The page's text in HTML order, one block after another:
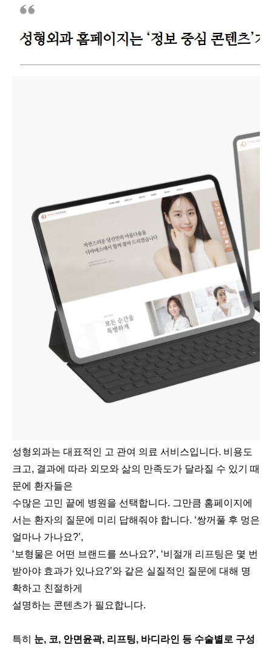
성형외과는 대표적인 고 관여 의료 서비스입니다. 비용도
크고, 결과에 따라 외모와 삶의 만족도가 달라질 수 있기 때
문에 환자들은
수많은 고민 끝에 병원을 선택합니다. 그만큼 홈페이지에
서는 환자의 질문에 미리 답해줘야 합니다. ‘쌍꺼풀 후 멍은
얼마나 가나요?’,
‘보형물은 어떤 브랜드를 쓰나요?’, ‘비절개 리프팅은 몇 번
받아야 효과가 있나요?’와 같은 실질적인 질문에 대해 명
확하고 친절하게
설명하는 콘텐츠가 필요합니다.
특히 눈, 코, 안면윤곽, 리프팅, 바디라인 등 수술별로 구성